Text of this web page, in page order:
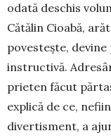
odată deschis
Cătălin Cioabă,
povesteşte,
instructivă.
prieten făcut
explică de ce,
divertis­ment, a